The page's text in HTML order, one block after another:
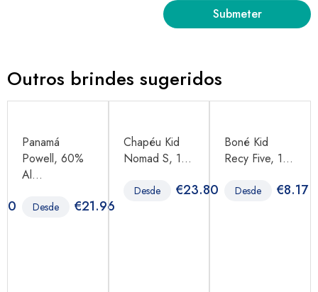
Outros brindes sugeridos
Panamá
Powell, 60%
Al...
Desde €21.96
Chapéu Kid
Nomad S, 1...
Desde €23.80
Boné Kid
Recy Five, 1...
Desde €8.17